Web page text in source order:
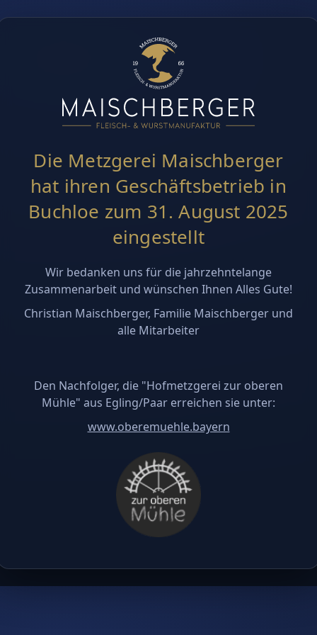
Die Metzgerei Maischberger
hat ihren Geschäftsbetrieb in
Buchloe zum 31. August 2025
eingestellt
Wir bedanken uns für die jahrzehntelange
Zusammenarbeit und wünschen Ihnen Alles Gute!
Christian Maischberger, Familie Maischberger und
alle Mitarbeiter
Den Nachfolger, die "Hofmetzgerei zur oberen
Mühle" aus Egling/Paar erreichen sie unter:
www.oberemuehle.bayern